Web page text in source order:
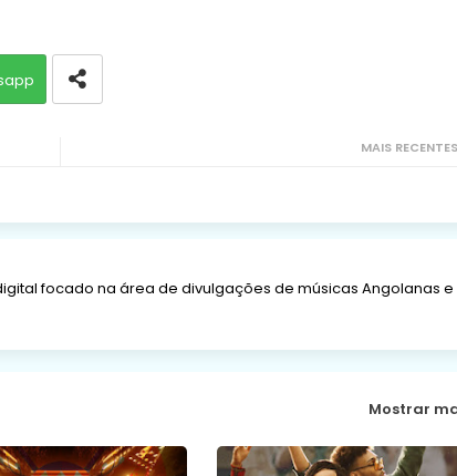
MAIS RECENTES
focado na área de divulgações de músicas Angolanas e
Mostrar